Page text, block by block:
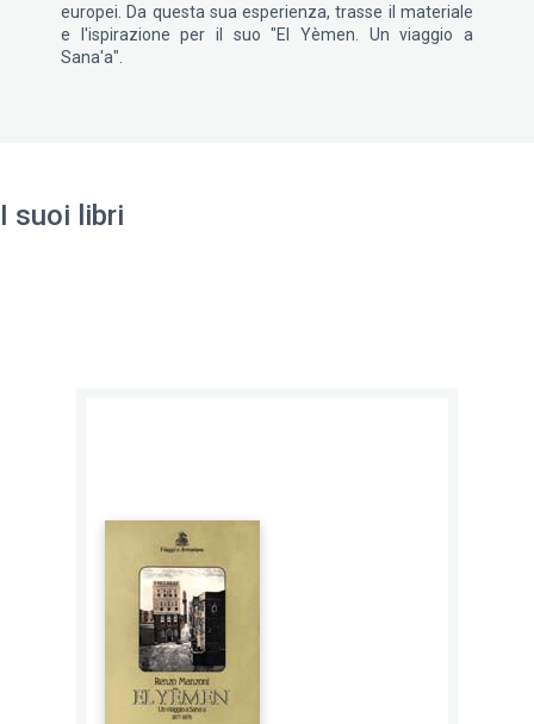
europei. Da questa sua esperienza, trasse il materiale
e l'ispirazione per il suo "El Yèmen. Un viaggio a
Sana'a".
I suoi libri